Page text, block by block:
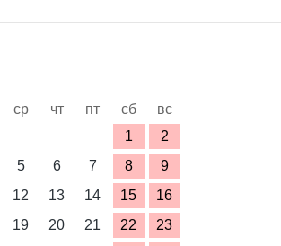
ср чт пт сб
вс
1
2
5 6 7 8
9
12 13 14 15
16
19 20 21 22
23